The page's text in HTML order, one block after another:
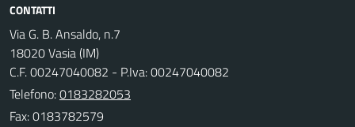
CONTATTI
Via G. B. Ansaldo, n.7
18020 Vasia (IM)
C.F. 00247040082 - P.Iva: 00247040082
Telefono:0183282053
Fax: 0183782579